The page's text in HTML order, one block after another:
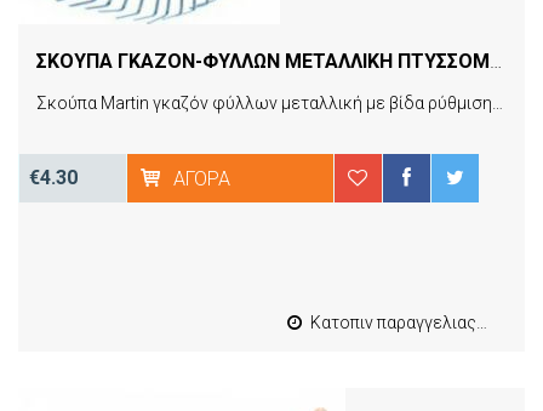
€4.30 ΑΓΟΡΆ
Κατοπιν παραγγελιας από 4 έως 10 εργασιμες